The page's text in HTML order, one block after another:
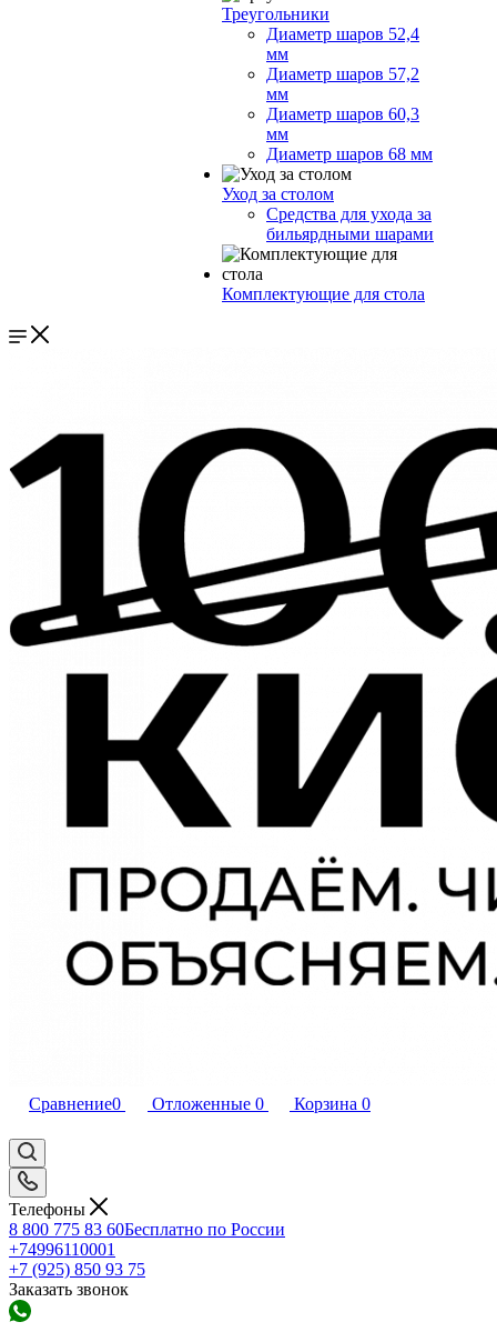
Треугольники
Диаметр шаров 52,4
мм
Диаметр шаров 57,2
мм
Диаметр шаров 60,3
мм
Диаметр шаров 68 мм
Уход за столом
Средства для ухода за
бильярдными шарами
Комплектующие для стола
Сравнение0 Отложенные 0 Корзина 0
Телефоны
8 800 775 83 60Бесплатно по России
+74996110001
+7 (925) 850 93 75
Заказать звонок